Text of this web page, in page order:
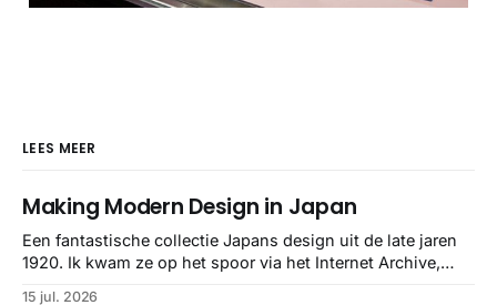
LEES MEER
Making Modern Design in Japan
Een fantastische collectie Japans design uit de late jaren
1920. Ik kwam ze op het spoor via het Internet Archive,
15 jul. 2026